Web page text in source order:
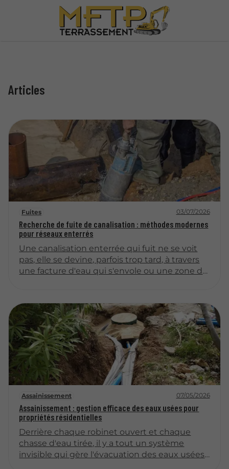
Articles
Fuites 03/07/2026
Recherche de fuite de canalisation : méthodes modernes
pour réseaux enterrés
Une canalisation enterrée qui fuit ne se voit
pas, elle se devine, parfois trop tard, à travers
une facture d'eau qui s'envole ou une zone de
ont considérablement évolué et permettent
aujourd'hui de localiser une fuite avec une
précision remarquable, sans ouvrir le sol
inutilement. Gaz traceur, corrélation
acoustique, caméra endoscopique : le point
sur les méthodes modernes disponibles.
Assainissement 07/05/2026
Assainissement : gestion efficace des eaux usées pour
propriétés résidentielles
Derrière chaque robinet ouvert et chaque
chasse d'eau tirée, il y a tout un système
invisible qui gère l'évacuation des eaux usées